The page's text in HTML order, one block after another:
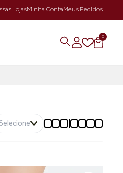
LojasMinha ContaMeus Pedidos
0